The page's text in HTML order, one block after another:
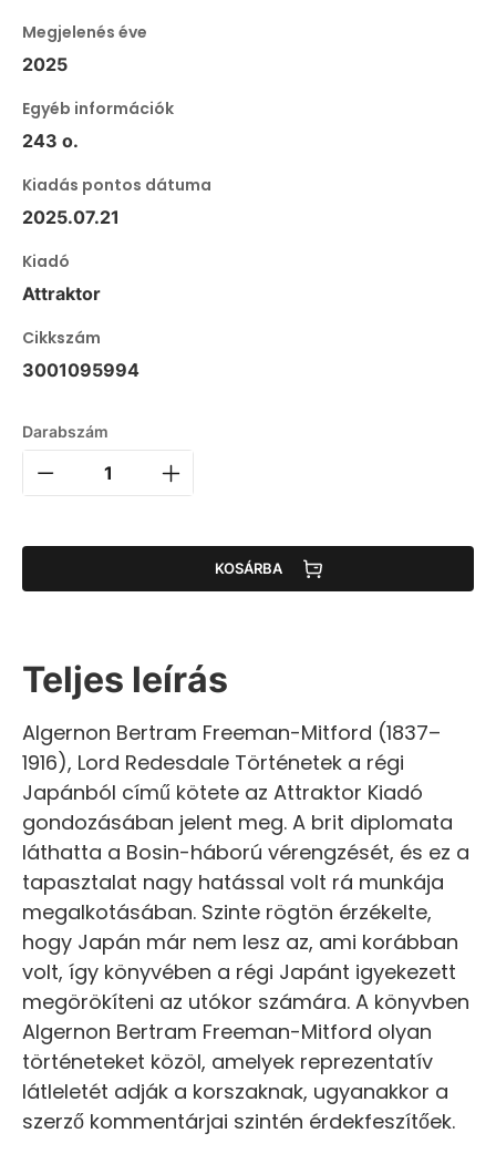
Megjelenés éve
2025
Egyéb információk
243 o.
Kiadás pontos dátuma
2025.07.21
Kiadó
Attraktor
Cikkszám
3001095994
Darabszám
KOSÁRBA
Teljes leírás
Algernon Bertram Freeman-Mitford (1837–
1916), Lord Redesdale Történetek a régi
Japánból című kötete az Attraktor Kiadó
gondozásában jelent meg. A brit diplomata
láthatta a Bosin-háború vérengzését, és ez a
tapasztalat nagy hatással volt rá munkája
megalkotásában. Szinte rögtön érzékelte,
hogy Japán már nem lesz az, ami korábban
volt, így könyvében a régi Japánt igyekezett
megörökíteni az utókor számára. A könyvben
Algernon Bertram Freeman-Mitford olyan
történeteket közöl, amelyek reprezentatív
látleletét adják a korszaknak, ugyanakkor a
szerző kommentárjai szintén érdekfeszítőek.